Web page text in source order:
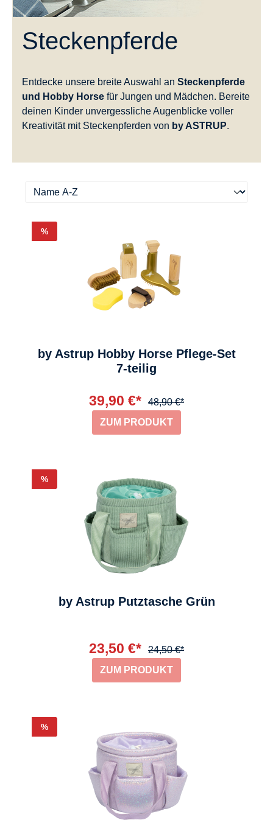
Steckenpferde
Entdecke unsere breite Auswahl an Steckenpferde
und Hobby Horse für Jungen und Mädchen. Bereite
deinen Kinder unvergessliche Augenblicke voller
Kreativität mit Steckenpferden von by ASTRUP.
Rabatt
%
by Astrup Hobby Horse Pflege-Set
7-teilig
39,90 €*
48,90 €*
ZUM PRODUKT
Rabatt
%
by Astrup Putztasche Grün
23,50 €*
24,50 €*
ZUM PRODUKT
Rabatt
%